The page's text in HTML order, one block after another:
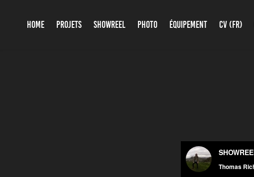
HOME PROJETS SHOWREEL PHOTO ÉQUIPEMENT CV (FR)